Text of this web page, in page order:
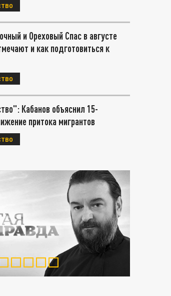
и Ореховый Спас в августе
и как подготовиться к
Кабанов объяснил 15-
притока мигрантов